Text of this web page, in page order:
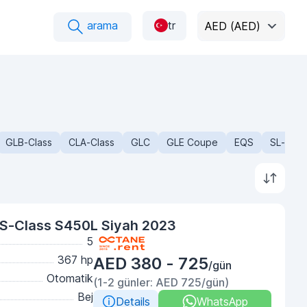
arama tr AED (AED)
GLB-Class CLA-Class GLC GLE Coupe EQS SL-
Class S450L Siyah 2023
5
367 hp
Otomatik
Bej
AED 380 - 725/gün
(1-2 günler: AED 725/gün)
Details
WhatsApp